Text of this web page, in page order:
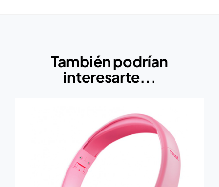
También podrían
interesarte...